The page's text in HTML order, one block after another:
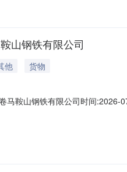
山钢铁有限公司
他
货物
马鞍山钢铁有限公司时间
交易保证金：￥1,700.00元竞价